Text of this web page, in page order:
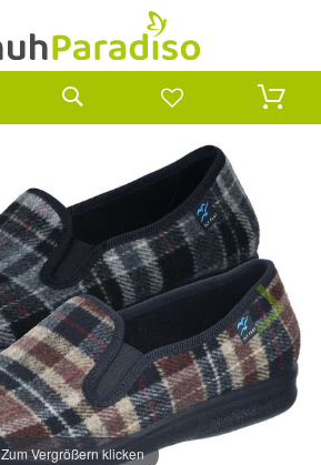
Zum Vergrößern klicken